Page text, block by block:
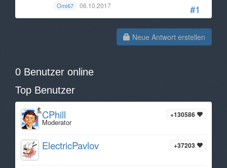
#1
Omi67 06.10.2017
Neue Antwort erstellen
0 Benutzer online
Top Benutzer
+130586
CPhill
Moderator
+37203
ElectricPavlov